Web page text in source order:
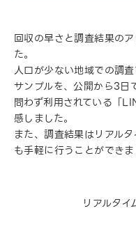
回収の早さと調査結果の
た。
人口が少ない地域での調
サンプルを、公開から3日
問わず利用されている「
感しました。
また、調査結果はリアル
も手軽に行うことができま
リアルタ